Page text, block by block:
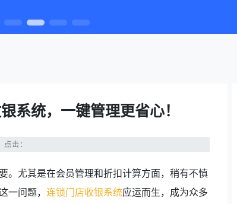
系统，一键管理更省心！
点击：
。尤其是在会员管理和折扣计算方面，稍有不慎
一问题， 连锁门店收银系统应运而生，成为众多